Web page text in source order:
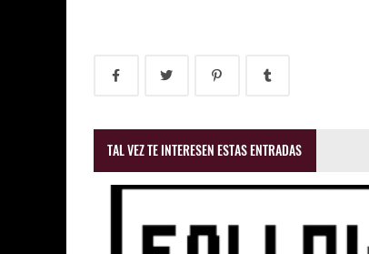
TAL VEZ TE INTERESEN ESTAS ENTRADAS